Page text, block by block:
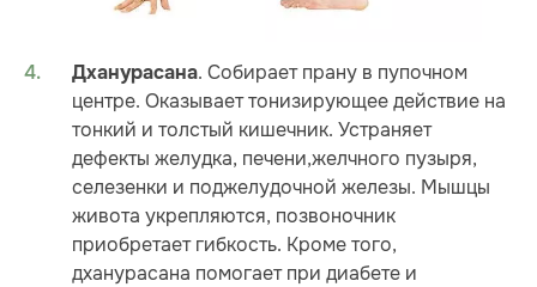
Дханурасана. Собирает прану в пупочном
центре. Оказывает тонизирующее действие на
тонкий и толстый кишечник. Устраняет
дефекты желудка, печени,желчного пузыря,
селезенки и поджелудочной железы. Мышцы
живота укрепляются, позвоночник
приобретает гибкость. Кроме того,
дханурасана помогает при диабете и